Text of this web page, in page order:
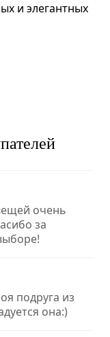
и элегантных
очень
за
подруга из
она:)